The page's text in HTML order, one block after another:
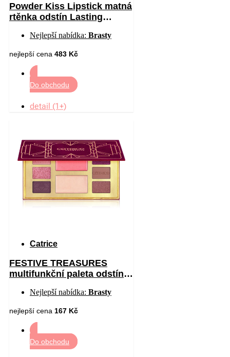
Powder Kiss Lipstick matná
rtěnka odstín Lasting
Nejlepší nabídka: Brasty
nejlepší cena 483 Kč
Do obchodu
detail (1+)
Catrice
FESTIVE TREASURES
multifunkční paleta odstín
Nejlepší nabídka: Brasty
nejlepší cena 167 Kč
Do obchodu